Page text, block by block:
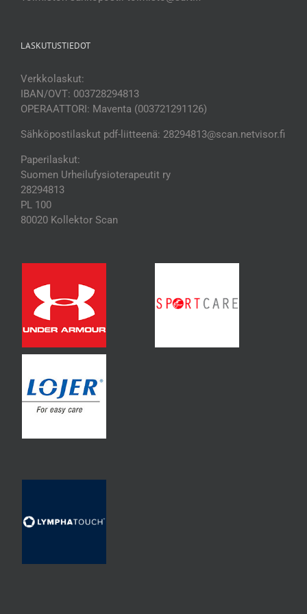
LASKUTUSTIEDOT
Verkkolaskut:
IBAN/OVT: 003728294813
OPERAATTORI: Maventa (003721291126)
Sähköpostilaskut pdf-liitteenä: 28294813@scan.netvisor.fi
Paperilaskut:
Suomen Urheilufysioterapeutit ry
28294813
PL 100
80020 Kollektor Scan